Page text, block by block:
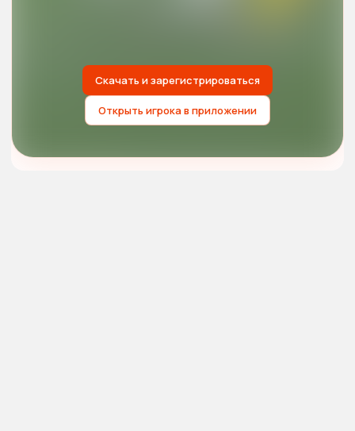
Скачать и зарегистрироваться
Открыть игрока в приложении